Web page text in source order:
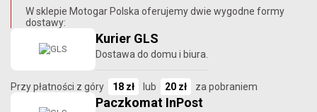
W sklepie Motogar Polska oferujemy dwie wygodne formy
dostawy:
Kurier GLS
Dostawa do domu i biura.
Przy płatności z góry 18 zł lub 20 zł za pobraniem
Paczkomat InPost